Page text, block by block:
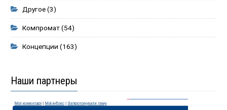
Другое(3)
Компромат(54)
Концепции (163)
Наши партнеры